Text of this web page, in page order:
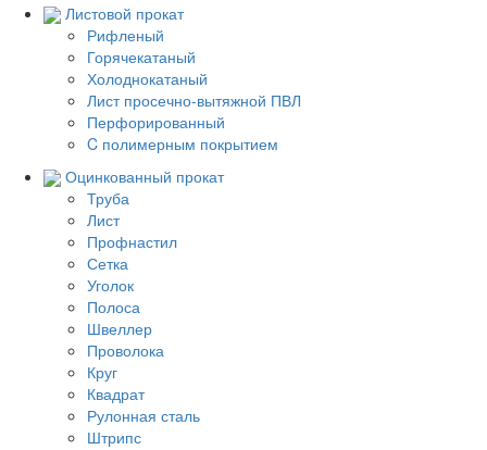
Листовой прокат
Рифленый
Горячекатаный
Холоднокатаный
Лист просечно-вытяжной ПВЛ
Перфорированный
C полимерным покрытием
Оцинкованный прокат
Труба
Лист
Профнастил
Сетка
Уголок
Полоса
Швеллер
Проволока
Круг
Квадрат
Рулонная сталь
Штрипс